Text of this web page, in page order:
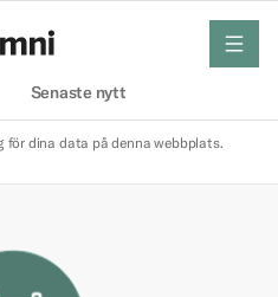
Senaste nytt
meny
för dina data på denna webbplats.